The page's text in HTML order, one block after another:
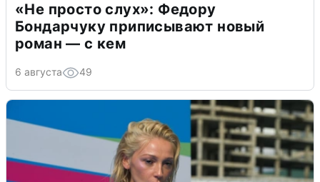
«Не просто слух»: Федору
Бондарчуку приписывают новый
роман — с кем
6 августа 49